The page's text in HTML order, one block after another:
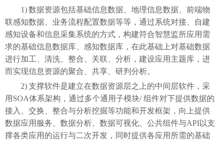
1)数据资源包括基础信息数据、地理信息数据、前端物
联感知数据、业务流程配置数据等等，通过系统对接、自建
感知设备和信息采集系统的方式，构建符合智慧监所应用需
求的基础信息数据库、感知数据库，在此基础上对基础数据
进行加工、清洗、整合、关联、分析，建设应用主题库，进
而实现信息资源的聚合、共享、研判分析。
2)支撑软件是建立在数据资源层之上的中间层软件，采
用 SOA体系架构，通过多个通用子模块/ 组件对下提供数据的
接入、交换、整合与分析挖掘等功能和开发框架，向上提供
数据应用服务、数据分析、数据可视化、公共组件与API以支
撑各类应用的运行与二次开发，同时提供各应用所需的基础